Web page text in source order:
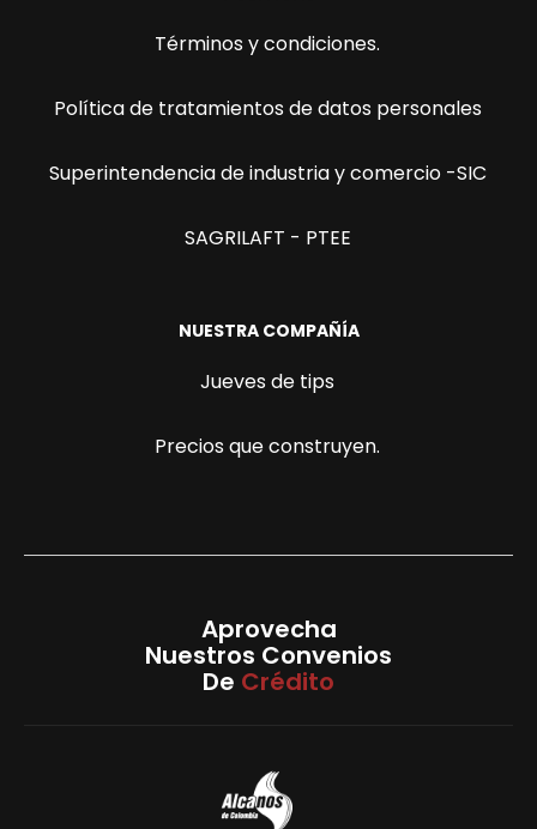
Términos y condiciones.
Política de tratamientos de datos personales
Superintendencia de industria y comercio -SIC
SAGRILAFT - PTEE
NUESTRA COMPAÑÍA
Jueves de tips
Precios que construyen.
Aprovecha
Nuestros Convenios
De Crédito